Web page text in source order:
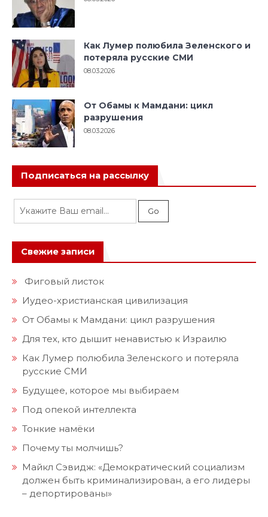
Как Лумер полюбила Зеленского и
потеряла русские СМИ
08.03.2026
От Обамы к Мамдани: цикл
разрушения
08.03.2026
Подписаться на рассылку
Свежие записи
Фиговый листок
Иудео-христианская цивилизация
От Обамы к Мамдани: цикл разрушения
Для тех, кто дышит ненавистью к Израилю
Как Лумер полюбила Зеленского и потеряла
русские СМИ
Будущее, которое мы выбираем
Под опекой интеллекта
Тонкие намёки
Почему ты молчишь?
Майкл Сэвидж: «Демократический социализм
должен быть криминализирован, а его лидеры
– депортированы»